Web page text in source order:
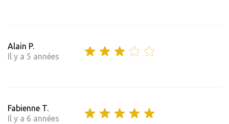
Alain P.
Il y a 5 années
Fabienne T.
Il y a 6 années